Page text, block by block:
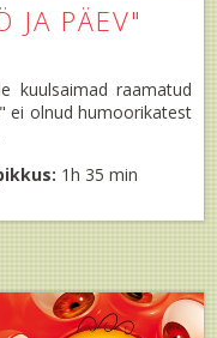
JA PÄEV"
kuulsaimad raamatud
ei olnud humoorikatest
1h 35 min